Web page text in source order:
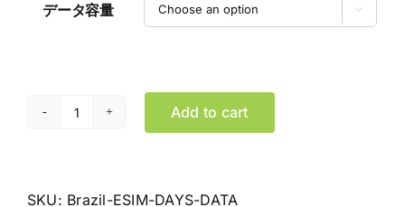
データ容量 
ブ
ル
Add to cart
SKU: Brazil-ESIM-DAYS-DATA